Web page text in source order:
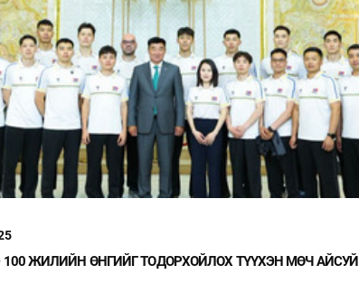
ЖИЛИЙН ӨНГИЙГ ТОДОРХОЙЛОХ ТҮҮХЭН МӨЧ АЙСУЙ